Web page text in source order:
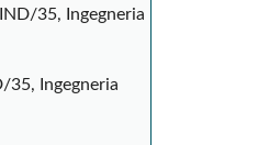
35, Ingegneria
35, Ingegneria